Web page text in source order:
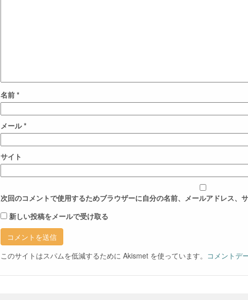
名前 *
メール*
サイト
次回のコメントで使用するためブラウザーに自分の名前、メールアドレス、
新しい投稿をメールで受け取る
このサイトはスパムを低減するために Akismet を使っています。 コメントデ